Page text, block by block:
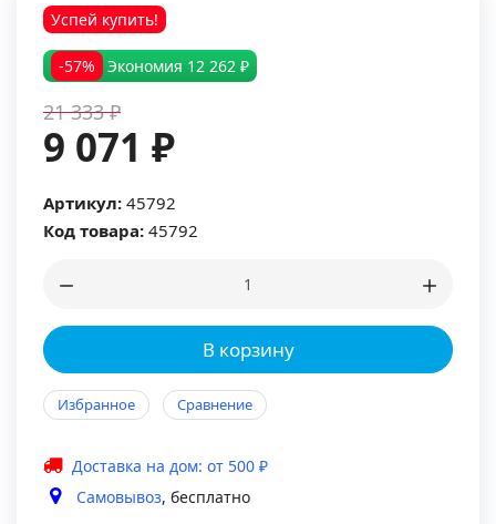
Успей купить!
-57% Экономия 12 262 ₽
21 333 ₽
9 071 ₽
Артикул: 45792
Код товара: 45792
В корзину
Избранное Сравнение
Доставка на дом: от 500 ₽
Самовывоз, бесплатно